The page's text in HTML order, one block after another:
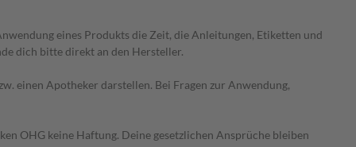
eines Produkts die Zeit, die Anleitungen, Etiketten und
dich bitte direkt an den Hersteller.
einen Apotheker darstellen. Bei Fragen zur Anwendung,
OHG keine Haftung. Deine gesetzlichen Ansprüche bleiben